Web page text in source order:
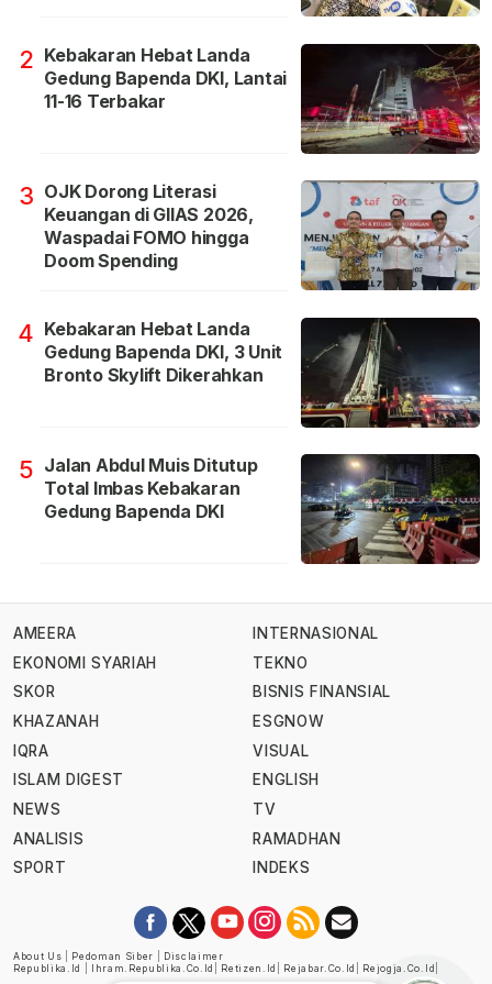
2 Kebakaran Hebat Landa
Gedung Bapenda DKI, Lantai
11-16 Terbakar
3 OJK Dorong Literasi
Keuangan di GIIAS 2026,
Waspadai FOMO hingga
Doom Spending
4 Kebakaran Hebat Landa
Gedung Bapenda DKI, 3 Unit
Bronto Skylift Dikerahkan
5 Jalan Abdul Muis Ditutup
Total Imbas Kebakaran
Gedung Bapenda DKI
AMEERA
EKONOMI SYARIAH
SKOR
KHAZANAH
IQRA
ISLAM DIGEST
NEWS
ANALISIS
SPORT
INTERNASIONAL
TEKNO
BISNIS FINANSIAL
ESGNOW
VISUAL
ENGLISH
TV
RAMADHAN
INDEKS
About Us Pedoman Siber
Disclaimer
Republika.id
Ihram.republika.co.id Retizen.id Rejabar.co.id Rejogja.co.id